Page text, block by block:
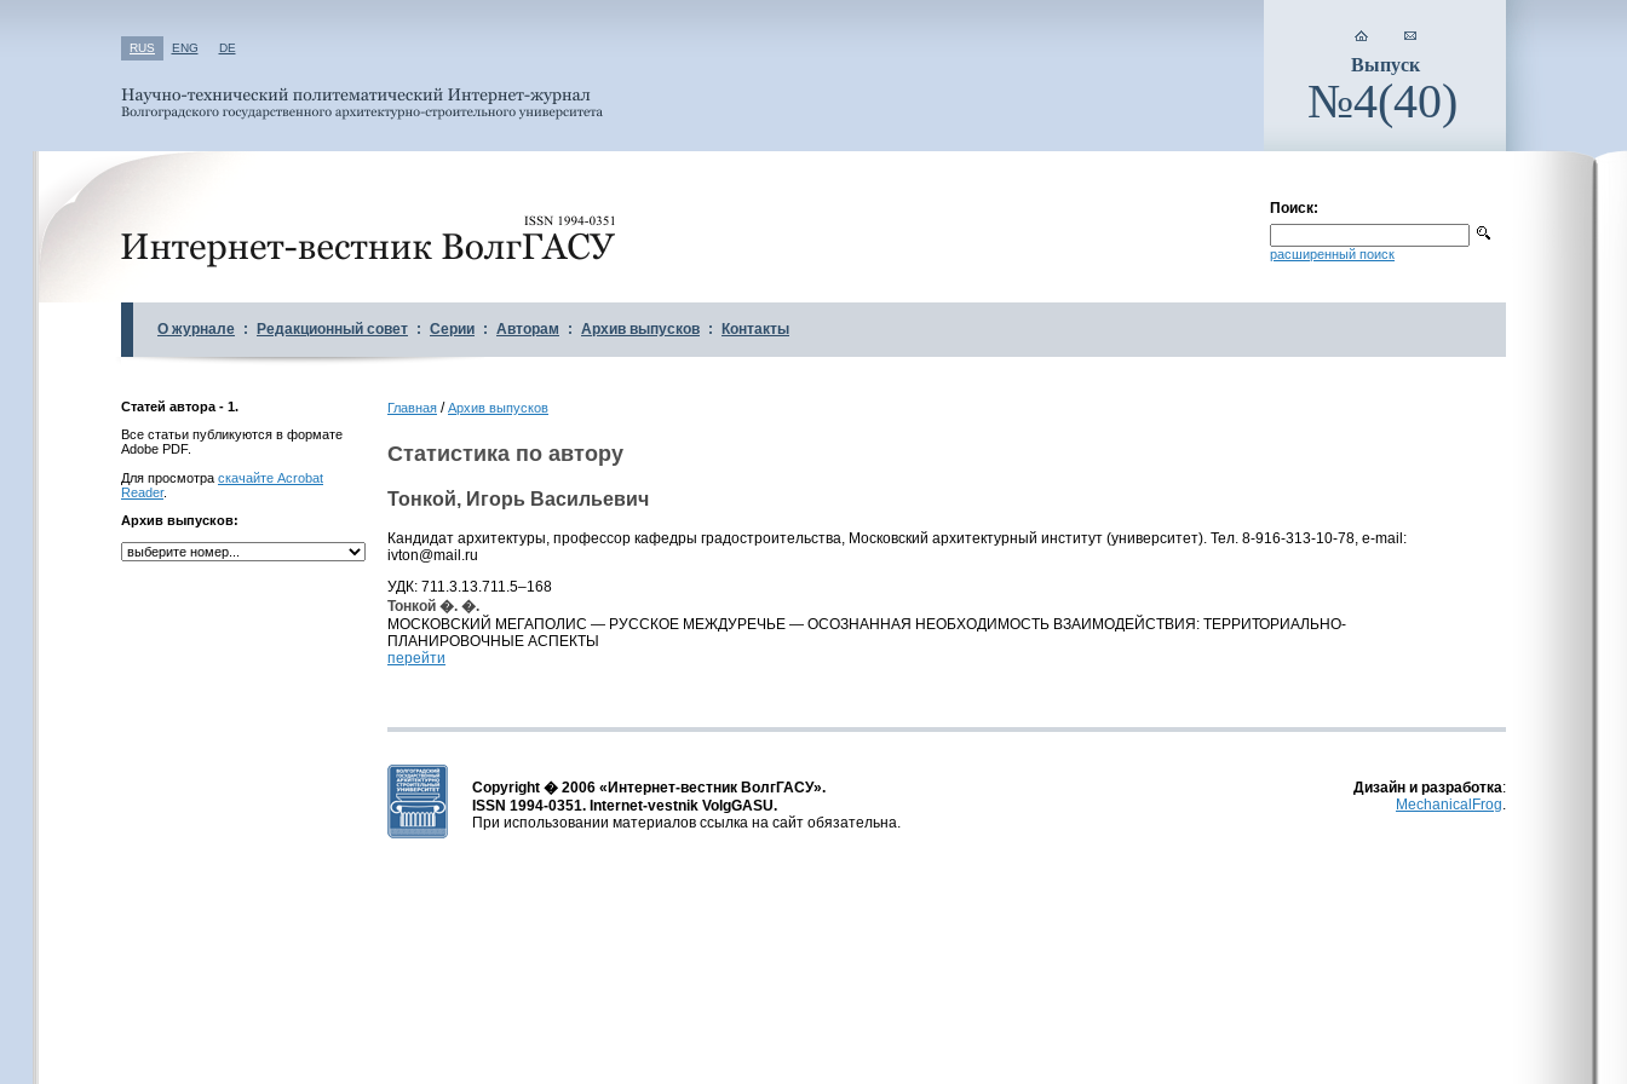
RUS ENG DE
Выпуск
№4(40)
Поиск:
расширенный поиск
О журнале : Редакционный совет : Серии : Авторам : Архив выпусков : Контакты
Статей автора - 1.
Все статьи публикуются в формате
Adobe PDF.
Для просмотра скачайте Acrobat
Reader.
Архив выпусков:
Главная /Архив выпусков
Статистика по автору
Тонкой, Игорь Васильевич
Кандидат архитектуры, профессор кафедры градостроительства, Московский архитектурный институт (университет). Тел. 8-916-313-10-78, e-mail:
ivton@mail.ru
УДК: 711.3.13.711.5–168
Тонкой �. �.
МОСКОВСКИЙ МЕГАПОЛИС — РУССКОЕ МЕЖДУРЕЧЬЕ — ОСОЗНАННАЯ НЕОБХОДИМОСТЬ ВЗАИМОДЕЙСТВИЯ: ТЕРРИТОРИАЛЬНО-
ПЛАНИРОВОЧНЫЕ АСПЕКТЫ
перейти
Copyright � 2006 «Интернет-вестник ВолгГАСУ».
ISSN 1994-0351. Internet-vestnik VolgGASU.
При использовании материалов ссылка на сайт обязательна.
Дизайн и разработка:
MechanicalFrog.